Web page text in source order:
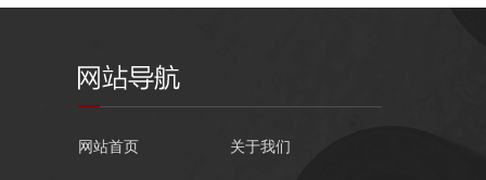
网站首页 关于我们